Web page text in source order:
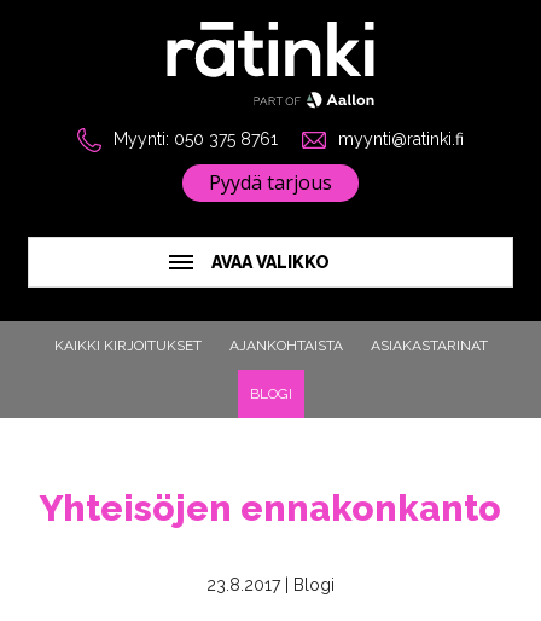
Myynti: 050 375 8761 myynti@ratinki.fi
Pyydä tarjous
AVAA VALIKKO
KAIKKI KIRJOITUKSET AJANKOHTAISTA ASIAKASTARINAT
BLOGI
Yhteisöjen ennakonkanto
23.8.2017 Blogi